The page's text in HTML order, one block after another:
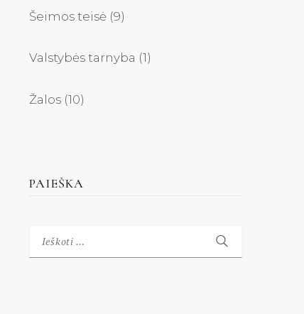
Šeimos teisė (9)
Valstybės tarnyba (1)
Žalos (10)
PAIEŠKA
Ieškoti: